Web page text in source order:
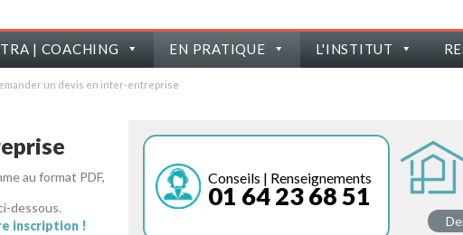
| COACHING EN PRATIQUE L'INSTITUT
un devis en inter-entreprise
au format PDF,
dessous.
inscription !
Conseils | Renseignements
01 64 23 68 51